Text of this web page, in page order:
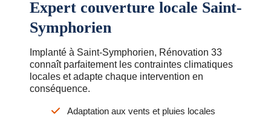
Expert couverture locale Saint-
Symphorien
Implanté à Saint-Symphorien, Rénovation 33
connaît parfaitement les contraintes climatiques
locales et adapte chaque intervention en
conséquence.
Adaptation aux vents et pluies locales